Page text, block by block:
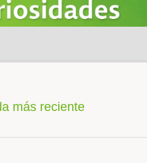
más reciente